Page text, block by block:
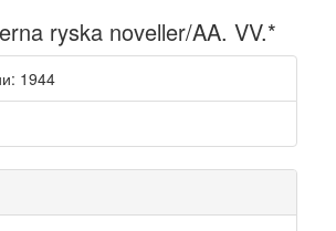
ryska noveller/AA. VV.*
: 1944